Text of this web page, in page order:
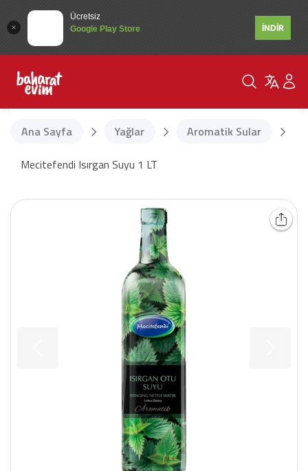
Ücretsiz
Google Play Store
İNDİR
Ana Sayfa Yağlar
Aromatik Sular
Mecitefendi Isırgan Suyu 1 LT